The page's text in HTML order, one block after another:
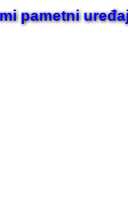
pametni